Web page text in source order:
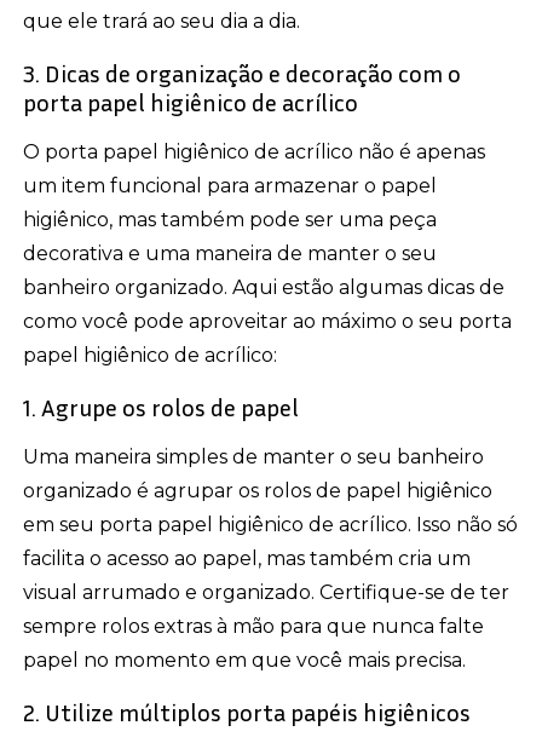
que ele trará ao seu dia a dia.
3. Dicas de organização e decoração com o
porta papel higiênico de acrílico
O porta papel higiênico de acrílico não é apenas
um item funcional para armazenar o papel
higiênico, mas também pode ser uma peça
decorativa e uma maneira de manter o seu
banheiro organizado. Aqui estão algumas dicas de
como você pode aproveitar ao máximo o seu porta
papel higiênico de acrílico:
1. Agrupe os rolos de papel
Uma maneira simples de manter o seu banheiro
organizado é agrupar os rolos de papel higiênico
em seu porta papel higiênico de acrílico. Isso não só
facilita o acesso ao papel, mas também cria um
visual arrumado e organizado. Certifique-se de ter
sempre rolos extras à mão para que nunca falte
papel no momento em que você mais precisa.
2. Utilize múltiplos porta papéis higiênicos